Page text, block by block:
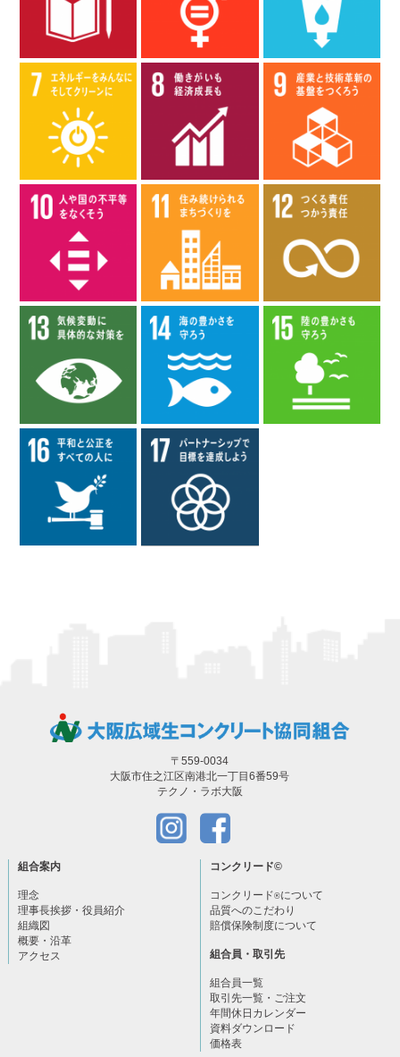
〒559-0034
大阪市住之江区南港北一丁目6番59号
テクノ・ラボ大阪
組合案内
理念
理事長挨拶・役員紹介
組織図
概要・沿革
アクセス
コンクリード©
コンクリード®について
品質へのこだわり
賠償保険制度について
組合員・取引先
組合員一覧
取引先一覧・ご注文
年間休日カレンダー
資料ダウンロード
価格表